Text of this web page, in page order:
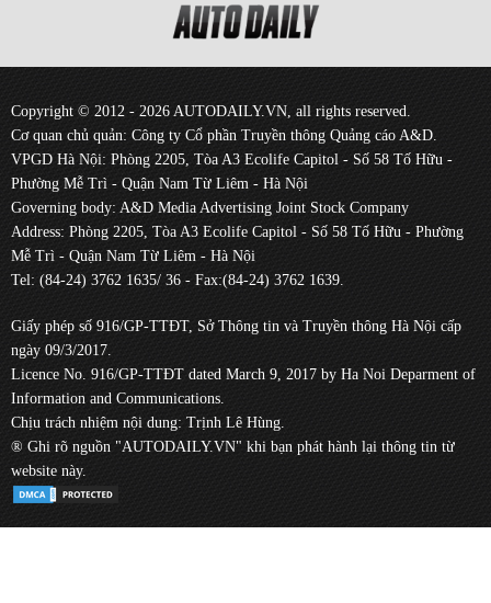
Copyright © 2012 - 2026 AUTODAILY.VN, all rights reserved.
Cơ quan chủ quản: Công ty Cổ phần Truyền thông Quảng cáo A&D.
VPGD Hà Nội: Phòng 2205, Tòa A3 Ecolife Capitol - Số 58 Tố Hữu -
Phường Mễ Trì - Quận Nam Từ Liêm - Hà Nội
Governing body: A&D Media Advertising Joint Stock Company
Address: Phòng 2205, Tòa A3 Ecolife Capitol - Số 58 Tố Hữu - Phường
Mễ Trì - Quận Nam Từ Liêm - Hà Nội
Tel: (84-24) 3762 1635/ 36 - Fax:(84-24) 3762 1639.
Giấy phép số 916/GP-TTĐT, Sở Thông tin và Truyền thông Hà Nội cấp
ngày 09/3/2017.
Licence No. 916/GP-TTĐT dated March 9, 2017 by Ha Noi Deparment of
Information and Communications.
Chịu trách nhiệm nội dung: Trịnh Lê Hùng.
® Ghi rõ nguồn "AUTODAILY.VN" khi bạn phát hành lại thông tin từ
website này.